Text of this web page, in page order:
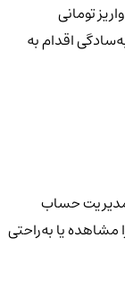
تومانی
اقدام به
مدیریت حساب
یا به‌راحتی